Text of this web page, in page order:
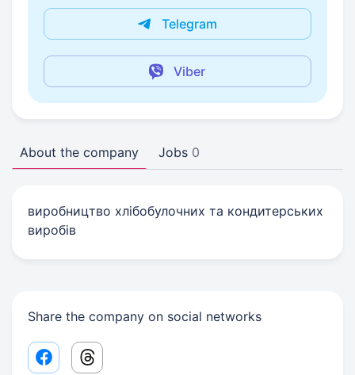
Telegram
Viber
About the company Jobs 0
виробництво хлібобулочних та кондитерських
виробів
Share the company on social networks
Facebook share link
Threads share link